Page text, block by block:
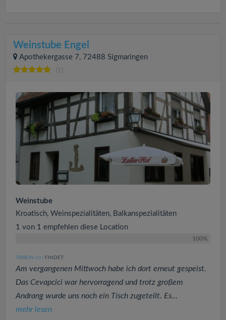
Weinstube Engel
Apothekergasse 7, 72488 Sigmaringen
(1)
Weinstube
Kroatisch, Weinspezialitäten, Balkanspezialitäten
1 von 1 empfehlen diese Location
100%
TRIBUN (72 ) FINDET:
Am vergangenen Mittwoch habe ich dort erneut gespeist.
Das Cevapcici war hervorragend und trotz großem
Andrang wurde uns noch ein Tisch zugeteilt. Es...
mehr lesen